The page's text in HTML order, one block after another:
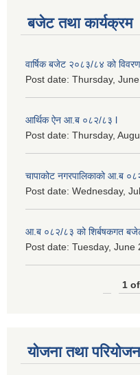
बजेट तथा कार्यक्रम
वार्षिक बजेट २०८३/८४ को
Post date: Thursday,
आर्थिक ऐन आ.ब ०८२/८३ l
Post date: Thursday,
चापाकोट नगरपालिकाको आ.ब
Post date: Wednesday,
आ.ब ०८२/८३ को शिर्बषकगत
Post date: Tuesday, June
1
योजना तथा